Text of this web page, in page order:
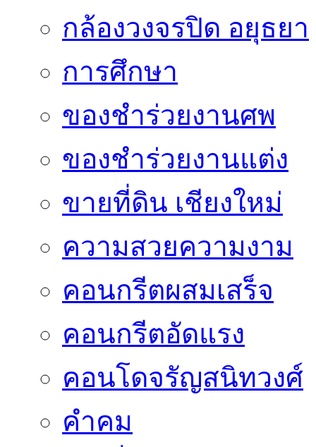
กล้องวงจรปิด อยุธยา
การศึกษา
ของชำร่วยงานศพ
ของชำร่วยงานแต่ง
ขายที่ดิน เชียงใหม่
ความสวยความงาม
คอนกรีตผสมเสร็จ
คอนกรีตอัดแรง
คอนโดจรัญสนิทวงศ์
คำคม